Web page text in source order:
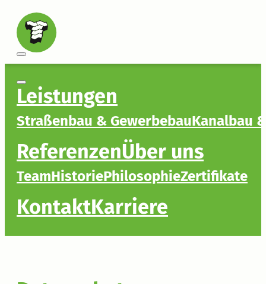
Leistungen
Straßenbau & GewerbebauKanalbau
ReferenzenÜber uns
TeamHistoriePhilosophieZertifikate
KontaktKarriere